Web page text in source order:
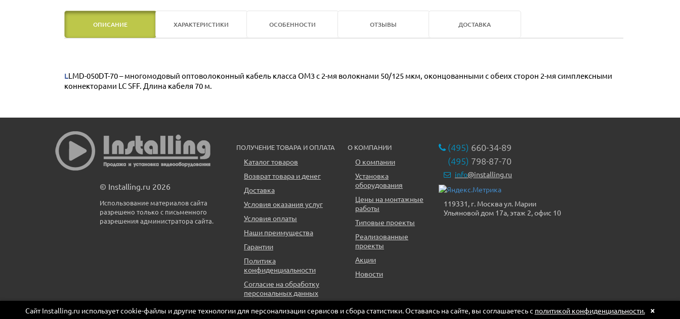
ОПИСАНИЕ ХАРАКТЕРИСТИКИ ОСОБЕННОСТИ ОТЗЫВЫ ДОСТАВКА
LLMD-050DT-70 – многомодовый оптоволоконный кабель класса OM3 с 2-мя волокнами 50/125 мкм, оконцованными с обеих сторон 2-мя симплексными
коннекторами LC SFF. Длина кабеля 70 м.
© Installing.ru 2026
Использование материалов сайта
разрешено только с письменного
разрешения администратора сайта.
ПОЛУЧЕНИЕ ТОВАРА И ОПЛАТА
Каталог товаров
Возврат товара и денег
Доставка
Условия оказания услуг
Условия оплаты
Наши преимущества
Гарантии
Политика
конфиденциальности
Согласие на обработку
персональных данных
О КОМПАНИИ
О компании
Установка
оборудования
Цены на монтажные
работы
Типовые проекты
Реализованные
проекты
Акции
Новости
(495) 660-34-89
(495) 798-87-70
info@installing.ru
119331, г. Москва ул. Марии
Ульяновой дом 17а, этаж 2, офис 10
Сайт Installing.ru использует cookie-файлы и другие технологии для персонализации сервисов и сбора статистики. Оставаясь на сайте, вы соглашаетесь с политикой конфиденциальности. ×